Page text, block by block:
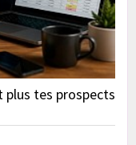
plus tes prospects